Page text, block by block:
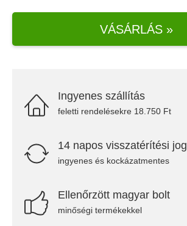
VÁSÁRLÁS »
Ingyenes szállítás
feletti rendelésekre 18.750 Ft
14 napos visszatérítési jog
ingyenes és kockázatmentes
Ellenőrzött magyar bolt
minőségi termékekkel